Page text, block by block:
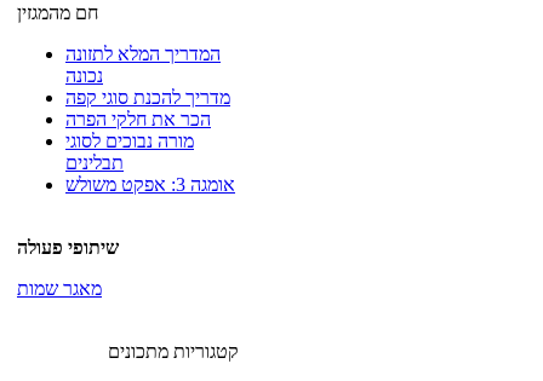
חם מהמגזין
המדריך המלא לתזונה
נכונה
מדריך להכנת סוגי קפה
הכר את חלקי הפרה
מורה נבוכים לסוגי
תבלינים
אומגה 3: אפקט משולש
שיתופי פעולה
מאגר שמות
קטגוריות מתכונים